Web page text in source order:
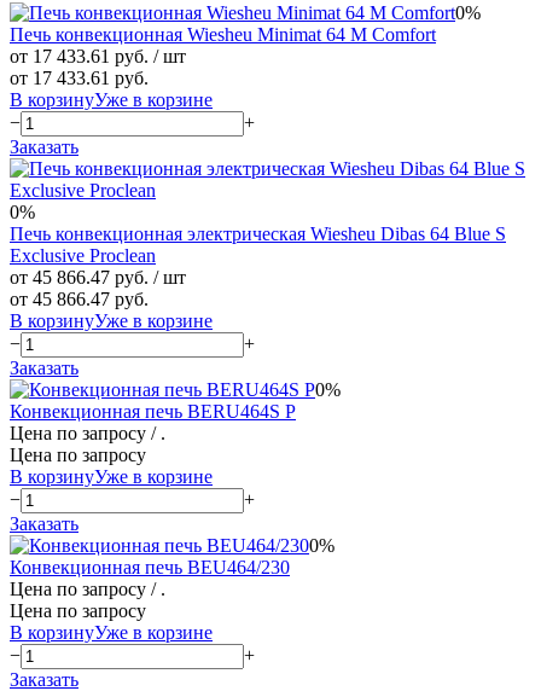
0%
Печь конвекционная Wiesheu Minimat 64 M Comfort
от 17 433.61 руб. / шт
от 17 433.61 руб.
В корзинуУже в корзине
−
+
Заказать
0%
Печь конвекционная электрическая Wiesheu Dibas 64 Blue S
Exclusive Proclean
от 45 866.47 руб. / шт
от 45 866.47 руб.
В корзинуУже в корзине
−
+
Заказать
0%
Конвекционная печь BERU464S P
Цена по запросу / .
Цена по запросу
В корзинуУже в корзине
−
+
Заказать
0%
Конвекционная печь BEU464/230
Цена по запросу / .
Цена по запросу
В корзинуУже в корзине
−
+
Заказать